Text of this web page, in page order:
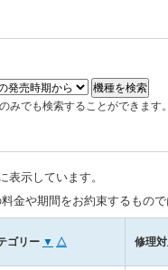
みでも検索することができます
表示しています。
金や期間をお約束するもの
ゴリー ▼ △ 修理